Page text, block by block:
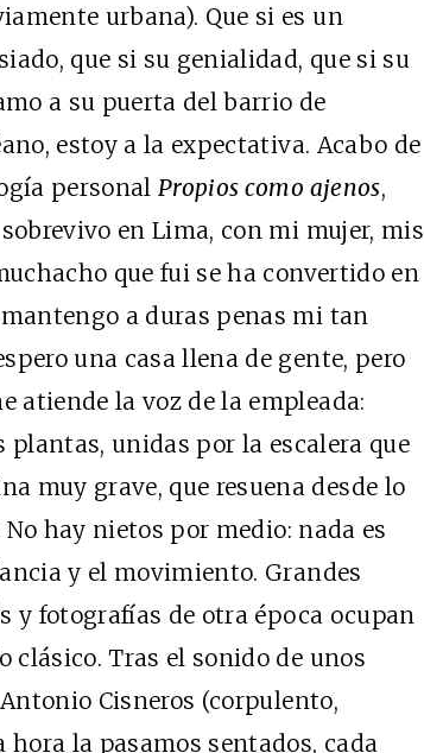
urbana). Que si es un
que si su genialidad, que si su
a su puerta del barrio de
estoy a la expectativa. Acabo de
personal Propios como ajenos,
en Lima, con mi mujer, mis
que fui se ha convertido en
a duras penas mi tan
una casa llena de gente, pero
atiende la voz de la empleada:
plantas, unidas por la escalera que
muy grave, que resuena desde lo
hay nietos por medio: nada es
y el movimiento. Grandes
y fotografías de otra época ocupan
clásico. Tras el sonido de unos
Cisneros (corpulento,
la pasamos sentados, cada
Cine desde los márgenes
EDICIÓN MÉXICO
SUSCRÍBETE